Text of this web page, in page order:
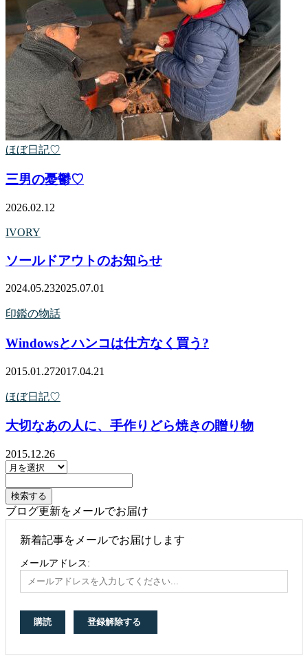
ほぼ日記♡
三男の憂鬱♡
2026.02.12
IVORY
ソールドアウトのお知らせ
2024.05.232025.07.01
印鑑の物話
Windowsとハンコは仕方なく買う?
2015.01.272017.04.21
ほぼ日記♡
大切なあの人に、手作りどら焼きの贈り物
2015.12.26
ブログ更新をメールでお届け
新着記事をメールでお届けします
メールアドレス: